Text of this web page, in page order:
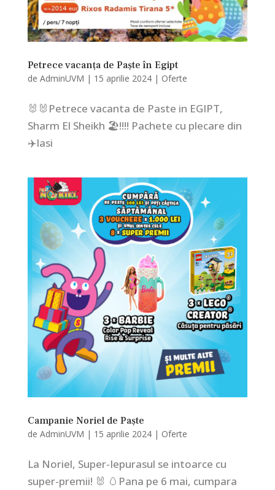
Petrece vacanța de Paște în Egipt
de AdminUVM | 15 aprilie 2024| Oferte
🐰🐰Petrece vacanta de Paste in EGIPT,
Sharm El Sheikh 🏖!!!! Pachete cu plecare din
✈️Iasi
Campanie Noriel de Paște
de AdminUVM | 15 aprilie 2024| Oferte
La Noriel, Super-Iepurasul se intoarce cu
super-premii! 🐰 🥚Pana pe 6 mai, cumpara